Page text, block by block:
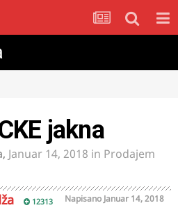
jakna
, Januar 14, 2018 in Prodajem
12313 Napisano Januar 14, 2018